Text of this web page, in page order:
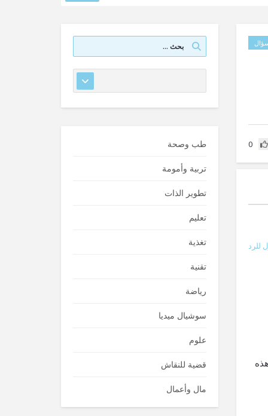
0
للرد
طب وصحة
تربية وأمومة
تطوير الذات
تعليم
تغذية
تقنية
رياضة
سوشيال ميديا
علوم
قضية للنقاش
مال وأعمال